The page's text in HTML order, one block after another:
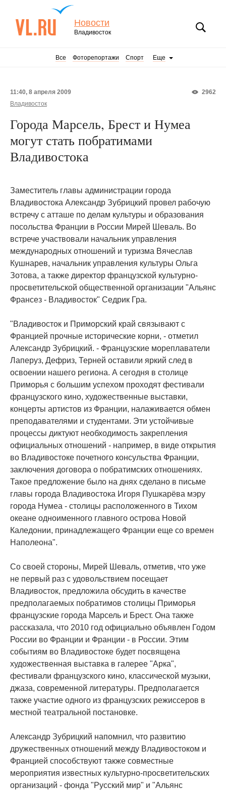
Новости
Владивосток
Все Фоторепортажи Спорт Еще
2962
11:40, 8 апреля 2009
Владивосток
Города Марсель, Брест и Нумеа
могут стать побратимами
Владивостока
Заместитель главы администрации города
Владивостока Александр Зубрицкий провел рабочую
встречу с атташе по делам культуры и образования
посольства Франции в России Мирей Шеваль. Во
встрече участвовали начальник управления
международных отношений и туризма Вячеслав
Кушнарев, начальник управления культуры Ольга
Зотова, а также директор французской культурно-
просветительской общественной организации "Альянс
Франсез - Владивосток" Седрик Гра.
"Владивосток и Приморский край связывают с
Францией прочные исторические корни, - отметил
Александр Зубрицкий. - Французские мореплаватели
Лаперуз, Дефриз, Терней оставили яркий след в
освоении нашего региона. А сегодня в столице
Приморья с большим успехом проходят фестивали
французского кино, художественные выставки,
концерты артистов из Франции, налаживается обмен
преподавателями и студентами. Эти устойчивые
процессы диктуют необходимость закрепления
официальных отношений - например, в виде открытия
во Владивостоке почетного консульства Франции,
заключения договора о побратимских отношениях.
Такое предложение было на днях сделано в письме
главы города Владивостока Игоря Пушкарёва мэру
города Нумеа - столицы расположенного в Тихом
океане одноименного главного острова Новой
Каледонии, принадлежащего Франции еще со времен
Наполеона".
Со своей стороны, Мирей Шеваль, отметив, что уже
не первый раз с удовольствием посещает
Владивосток, предложила обсудить в качестве
предполагаемых побратимов столицы Приморья
французские города Марсель и Брест. Она также
рассказала, что 2010 год официально объявлен Годом
России во Франции и Франции - в России. Этим
событиям во Владивостоке будет посвящена
художественная выставка в галерее "Арка",
фестивали французского кино, классической музыки,
джаза, современной литературы. Предполагается
также участие одного из французских режиссеров в
местной театральной постановке.
Александр Зубрицкий напомнил, что развитию
дружественных отношений между Владивостоком и
Францией способствуют также совместные
мероприятия известных культурно-просветительских
организаций - фонда "Русский мир" и "Альянс